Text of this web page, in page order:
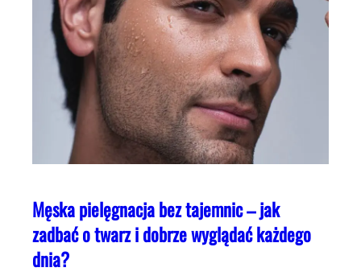
Męska pielęgnacja bez tajemnic – jak
zadbać o twarz i dobrze wyglądać każdego
dnia?